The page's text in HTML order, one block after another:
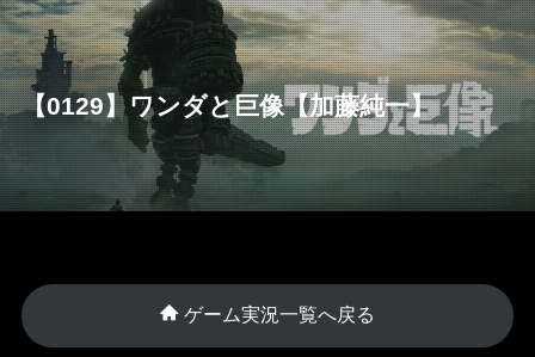
【0129】ワンダと巨像【加藤純一】
ゲーム実況一覧へ戻る